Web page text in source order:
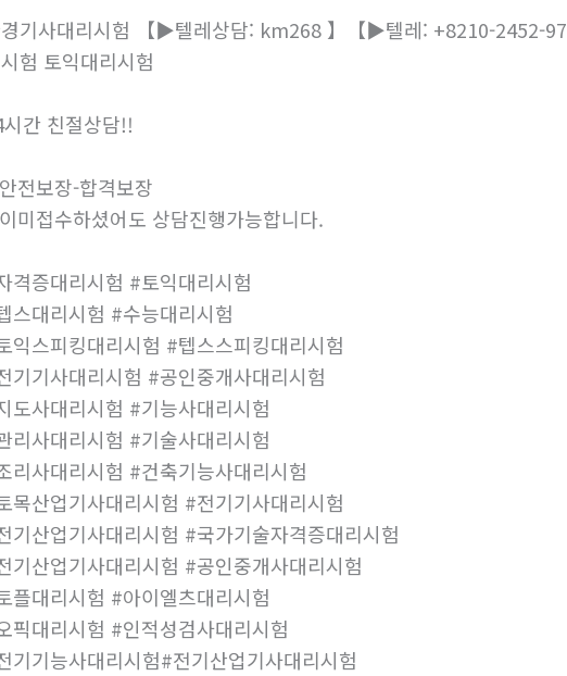
기사대리시험 【▶텔레상담: km268 】【▶텔레: +8210-2452-
험 토익대리시험
간 친절상담!!
전보장-합격보장
미접수하셨어도 상담진행가능합니다.
격증대리시험 #토익대리시험
스대리시험 #수능대리시험
익스피킹대리시험 #텝스스피킹대리시험
기기사대리시험 #공인중개사대리시험
도사대리시험 #기능사대리시험
리사대리시험 #기술사대리시험
리사대리시험 #건축기능사대리시험
목산업기사대리시험 #전기기사대리시험
기산업기사대리시험 #국가기술자격증대리시험
기산업기사대리시험 #공인중개사대리시험
플대리시험 #아이엘츠대리시험
픽대리시험 #인적성검사대리시험
기기능사대리시험#전기산업기사대리시험